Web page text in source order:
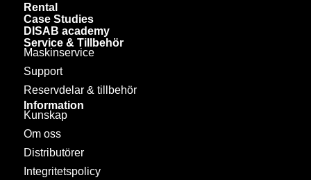
Rental
Case Studies
DISAB academy
Service & Tillbehör
Maskinservice
Support
Reservdelar & tillbehör
Information
Kunskap
Om oss
Distributörer
Integritetspolicy